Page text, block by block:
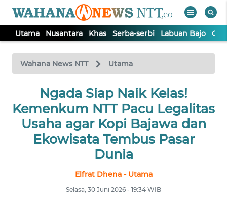
Utama Nusantara Khas Serba-serbi Labuan Bajo
Wahana News NTT Utama
Ngada Siap Naik Kelas!
Kemenkum NTT Pacu Legalitas
Usaha agar Kopi Bajawa dan
Ekowisata Tembus Pasar
Dunia
Elfrat Dhena - Utama
Selasa, 30 Juni 2026 - 19:34 WIB
TV
Tutup
NUSANTARA